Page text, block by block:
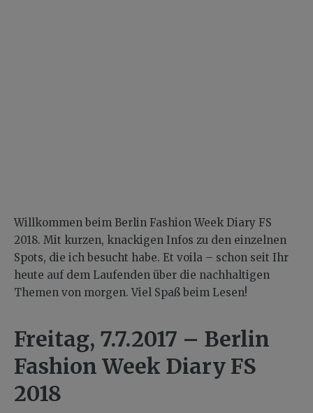
Willkommen beim Berlin Fashion Week Diary FS
2018. Mit kurzen, knackigen Infos zu den einzelnen
Spots, die ich besucht habe. Et voila – schon seit Ihr
heute auf dem Laufenden über die nachhaltigen
Themen von morgen. Viel Spaß beim Lesen!
Freitag, 7.7.2017 – Berlin
Fashion Week Diary FS
2018